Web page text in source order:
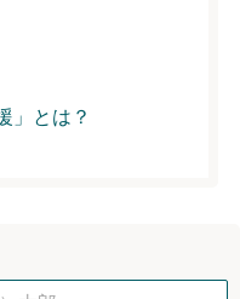
」とは？